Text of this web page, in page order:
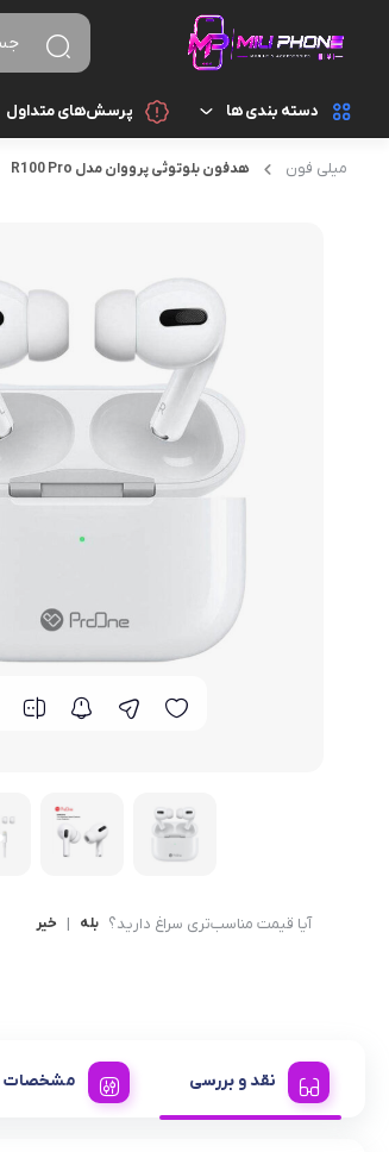
دسته بندی ها
تجهیزات جانبی
پرسش‌های متداول
میلی فون هدفون بلوتوثی پرووان مدل R100 Pro
آیا قیمت مناسب‌تری سراغ دارید؟ بله | خیر
نقد و بررسی مشخصات